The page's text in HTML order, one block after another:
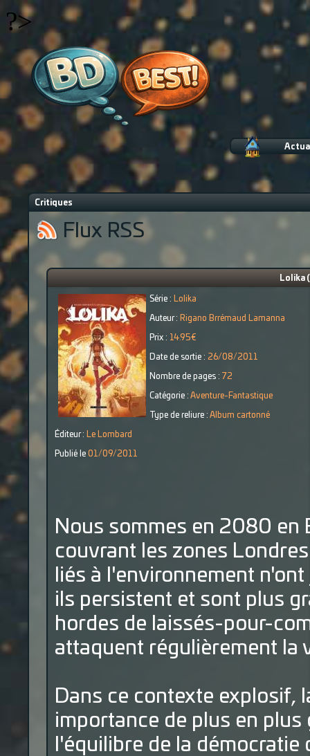
?>
Critiques
Flux RSS
Lolika
Série : Lolika
Auteur : Rigano Brrémaud Lamanna
Prix : 14.95€
Date de sortie : 26/08/2011
Nombre de pages : 72
Catégorie : Aventure-Fantastique
Type de reliure : Album cartonné
Éditeur : Le Lombard
Publié le 01/09/2011
Nous sommes en 2080 en
couvrant les zones
liés à l'environnement
ils persistent et sont plus
hordes de laissés-pour-
attaquent régulièrement la
Dans ce contexte explosif,
importance de plus en
l'équilibre de la